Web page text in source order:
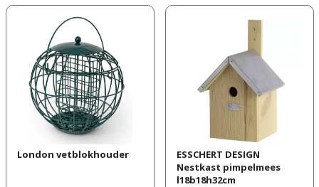
London vetblokhouder
ESSCHERT DESIGN
Nestkast pimpelmees
l18b18h32cm